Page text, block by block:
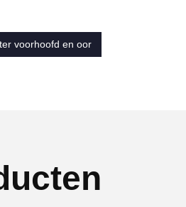
voorhoofd en oor